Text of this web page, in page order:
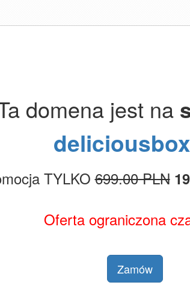
domena jest na
TYLKO699.00 PLN
Oferta ograniczona
Zamów